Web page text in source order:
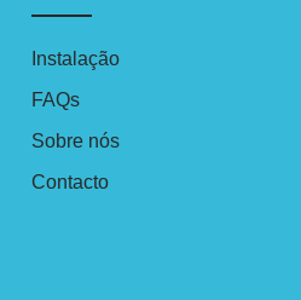
Instalação
FAQs
Sobre nós
Contacto